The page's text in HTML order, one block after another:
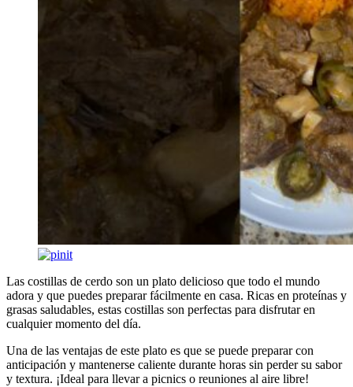
Las costillas de cerdo son un plato delicioso que todo el mundo
adora y que puedes preparar fácilmente en casa. Ricas en proteínas y
grasas saludables, estas costillas son perfectas para disfrutar en
cualquier momento del día.
Una de las ventajas de este plato es que se puede preparar con
anticipación y mantenerse caliente durante horas sin perder su sabor
y textura. ¡Ideal para llevar a picnics o reuniones al aire libre!